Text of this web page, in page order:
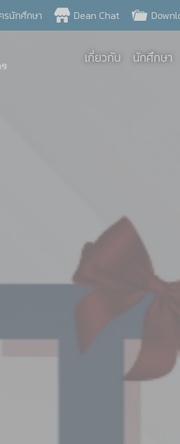
รนักศึกษา Dean Chat
เกี่ยวกับ นักศึกษา